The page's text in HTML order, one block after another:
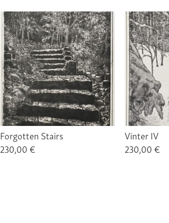
Forgotten Stairs
230,00 €
Vinter IV
230,00 €